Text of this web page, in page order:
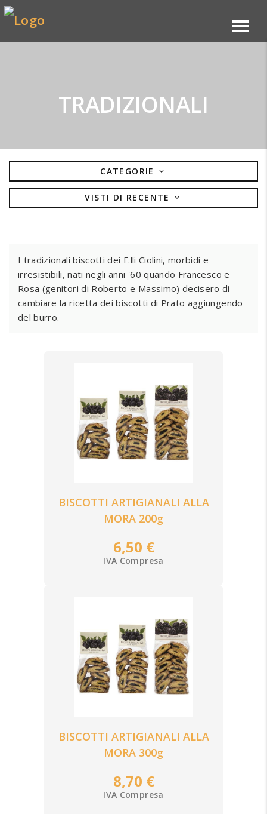
TRADIZIONALI
CATEGORIE
BISCOTTI
GLI ESCLUSIVI
CIOCCOLATO
DOLCI TRADIZIONALI NATALIZI
VISTI DI RECENTE
I tradizionali biscotti dei F.lli Ciolini, morbidi e
irresistibili, nati negli anni '60 quando Francesco e
Rosa (genitori di Roberto e Massimo) decisero di
cambiare la ricetta dei biscotti di Prato aggiungendo
del burro.
BISCOTTI ARTIGIANALI ALLA
MORA 200g
6,50 €
IVA Compresa
BISCOTTI ARTIGIANALI ALLA
MORA 300g
8,70 €
IVA Compresa